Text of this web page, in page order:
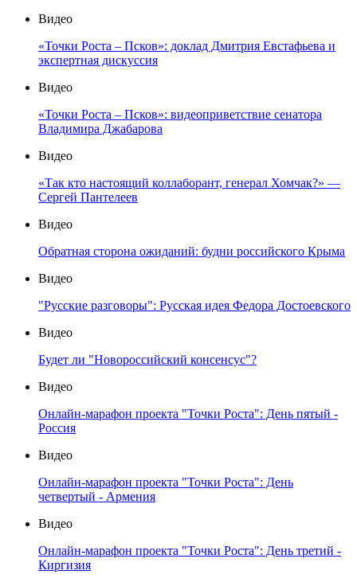
Видео
«Точки Роста – Псков»: доклад Дмитрия Евстафьева и
экспертная дискуссия
Видео
«Точки Роста – Псков»: видеоприветствие сенатора
Владимира Джабарова
Видео
«Так кто настоящий коллаборант, генерал Хомчак?» —
Сергей Пантелеев
Видео
Обратная сторона ожиданий: будни российского Крыма
Видео
"Русские разговоры": Русская идея Федора Достоевского
Видео
Будет ли "Новороссийский консенсус"?
Видео
Онлайн-марафон проекта "Точки Роста": День пятый -
Россия
Видео
Онлайн-марафон проекта "Точки Роста": День
четвертый - Армения
Видео
Онлайн-марафон проекта "Точки Роста": День третий -
Киргизия